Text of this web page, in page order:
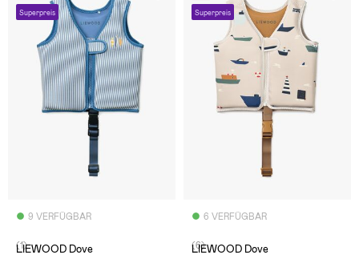
Superpreis
9 VERFÜGBAR
(1)
LIEWOOD Dove
Superpreis
6 VERFÜGBAR
(6)
LIEWOOD Dove